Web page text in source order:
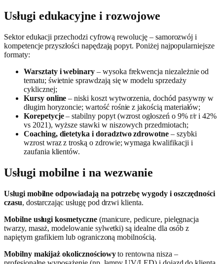
Usługi edukacyjne i rozwojowe
Sektor edukacji przechodzi cyfrową rewolucję – samorozwój i
kompetencje przyszłości napędzają popyt. Poniżej najpopularniejsze
formaty:
Warsztaty i webinary – wysoka frekwencja niezależnie od
tematu; świetnie sprawdzają się w modelu sprzedaży
cyklicznej;
Kursy online – niski koszt wytworzenia, dochód pasywny w
długim horyzoncie; wartość rośnie z jakością materiałów;
Korepetycje– stabilny popyt (wzrost ogłoszeń o 9% r/r i 42%
vs 2021), wyższe stawki w niszowych przedmiotach;
Coaching, dietetyka i doradztwo zdrowotne – szybki
wzrost wraz z troską o zdrowie; wymaga kwalifikacji i
zaufania klientów.
Usługi mobilne i na wezwanie
Usługi mobilne odpowiadają na potrzebę wygody i oszczędności
czasu, dostarczając usługę pod drzwi klienta.
Mobilne usługi kosmetyczne(manicure, pedicure, pielęgnacja
twarzy, masaż, modelowanie sylwetki) są idealne dla osób z
napiętym grafikiem lub ograniczoną mobilnością.
Mobilny makijaż okolicznościowyto rentowna nisza –